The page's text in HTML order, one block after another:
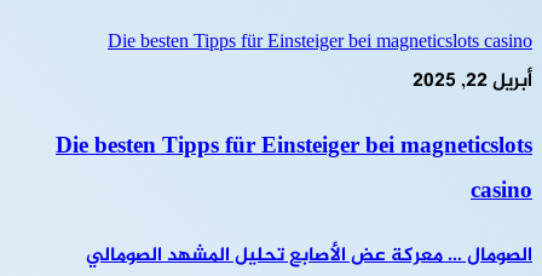
Die besten Tipps für Einsteiger bei magneticslots casino
أبريل 22, 2025
Die besten Tipps für Einsteiger bei magneticslots
casino
الصومال … معركة عض الأصابع تحليل المشهد الصومالي